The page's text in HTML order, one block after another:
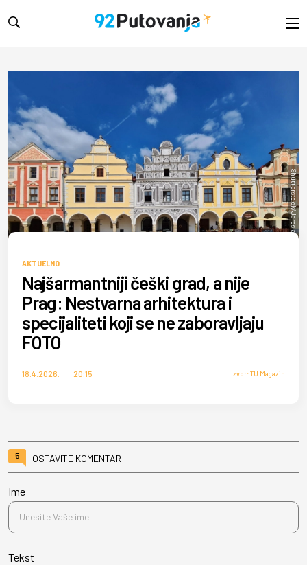
Shutterstock/Jaroslav Hruska
AKTUELNO
Najšarmantniji češki grad, a nije
Prag: Nestvarna arhitektura i
specijaliteti koji se ne zaboravljaju
FOTO
18.4.2026. 20:15 Izvor: TU Magazin
5 OSTAVITE KOMENTAR
Ime
Tekst